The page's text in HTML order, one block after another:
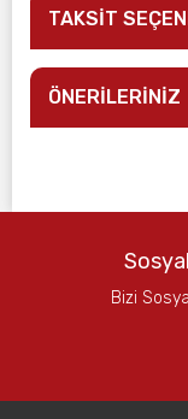
TAKSİT
ÖNERİLERİNİZ
Bizi